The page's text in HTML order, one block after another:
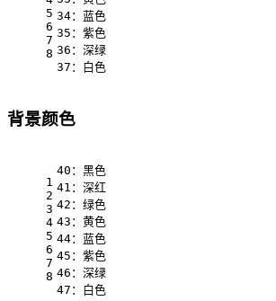
5
6
7
8
34：蓝色
35：紫色
36：深绿
37：白色
背景颜色
1
2
3
4
5
6
7
8
40：黑色
41：深红
42：绿色
43：黄色
44：蓝色
45：紫色
46：深绿
47：白色